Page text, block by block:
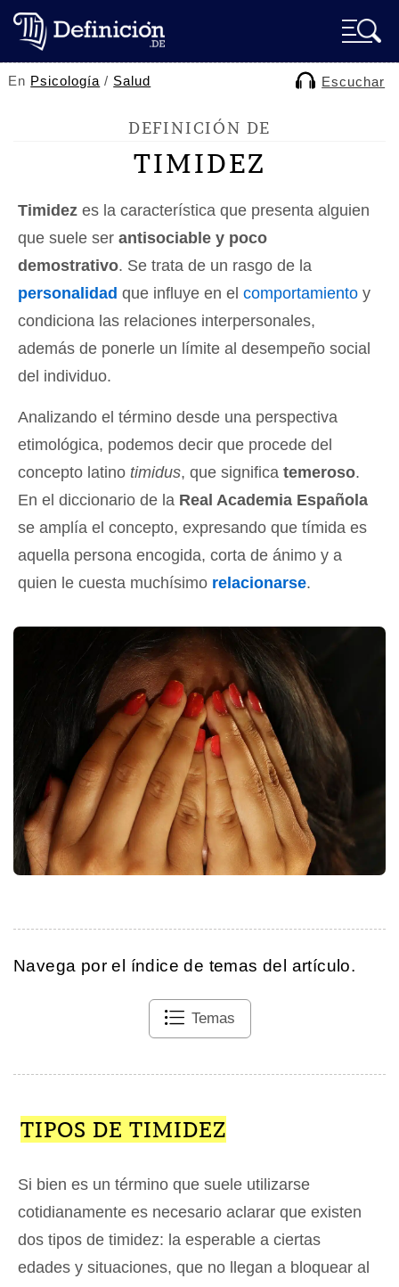
En Psicología / Salud Escuchar
DEFINICIÓN DE
TIMIDEZ
Timidez es la característica que presenta alguien
que suele ser antisociable y poco
demostrativo. Se trata de un rasgo de la
personalidad que influye en el comportamiento y
condiciona las relaciones interpersonales,
además de ponerle un límite al desempeño social
del individuo.
Analizando el término desde una perspectiva
etimológica, podemos decir que procede del
concepto latino timidus, que significa temeroso.
En el diccionario de la Real Academia Española
se amplía el concepto, expresando que tímida es
aquella persona encogida, corta de ánimo y a
quien le cuesta muchísimo relacionarse.
Navega por el índice de temas del artículo.
Temas
TIPOS DE TIMIDEZ
Si bien es un término que suele utilizarse
cotidianamente es necesario aclarar que existen
dos tipos de timidez: la esperable a ciertas
edades y situaciones, que no llegan a bloquear al